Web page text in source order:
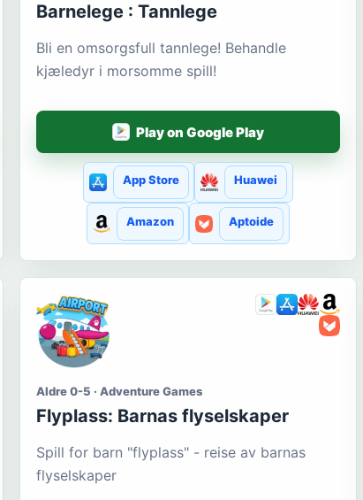
Barnelege : Tannlege
Bli en omsorgsfull tannlege! Behandle
kjæledyr i morsomme spill!
Play on Google Play
App Store Huawei
Amazon Aptoide
Aldre 0-5 · Adventure Games
Flyplass: Barnas flyselskaper
Spill for barn "flyplass" - reise av barnas
flyselskaper